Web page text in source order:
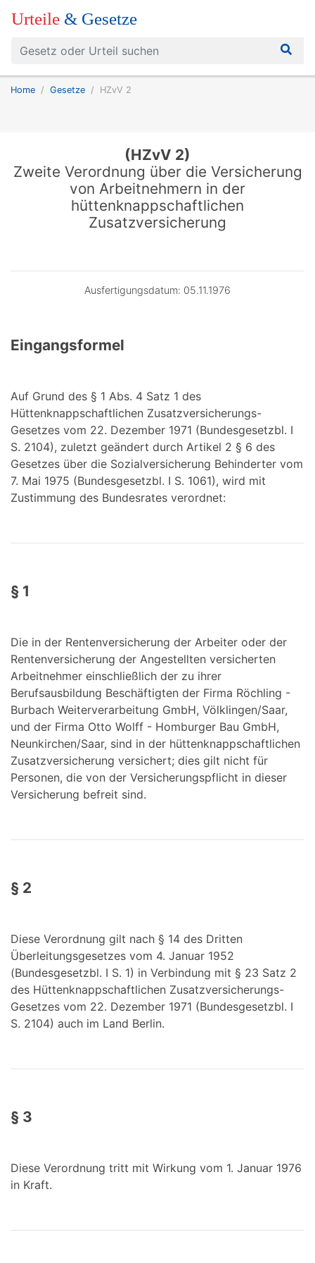
Urteile & Gesetze
Home Gesetze HZvV 2
(HZvV 2)
Zweite Verordnung über die Versicherung
von Arbeitnehmern in der
hüttenknappschaftlichen
Zusatzversicherung
Ausfertigungsdatum: 05.11.1976
Eingangsformel
Auf Grund des § 1 Abs. 4 Satz 1 des
Hüttenknappschaftlichen Zusatzversicherungs-
Gesetzes vom 22. Dezember 1971 (Bundesgesetzbl. I
S. 2104), zuletzt geändert durch Artikel 2 § 6 des
Gesetzes über die Sozialversicherung Behinderter vom
7. Mai 1975 (Bundesgesetzbl. I S. 1061), wird mit
Zustimmung des Bundesrates verordnet:
§ 1
Die in der Rentenversicherung der Arbeiter oder der
Rentenversicherung der Angestellten versicherten
Arbeitnehmer einschließlich der zu ihrer
Berufsausbildung Beschäftigten der Firma Röchling -
Burbach Weiterverarbeitung GmbH, Völklingen/Saar,
und der Firma Otto Wolff - Homburger Bau GmbH,
Neunkirchen/Saar, sind in der hüttenknappschaftlichen
Zusatzversicherung versichert; dies gilt nicht für
Personen, die von der Versicherungspflicht in dieser
Versicherung befreit sind.
§ 2
Diese Verordnung gilt nach § 14 des Dritten
Überleitungsgesetzes vom 4. Januar 1952
(Bundesgesetzbl. I S. 1) in Verbindung mit § 23 Satz 2
des Hüttenknappschaftlichen Zusatzversicherungs-
Gesetzes vom 22. Dezember 1971 (Bundesgesetzbl. I
S. 2104) auch im Land Berlin.
§ 3
Diese Verordnung tritt mit Wirkung vom 1. Januar 1976
in Kraft.